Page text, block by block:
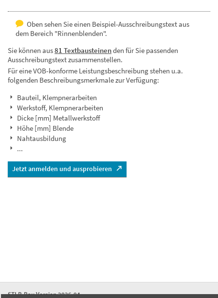
Oben sehen Sie einen Beispiel-Ausschreibungstext aus
dem Bereich "Rinnenblenden".
Sie können aus81 Textbausteinenden für Sie passenden
Ausschreibungstext zusammenstellen.
Für eine VOB-konforme Leistungsbeschreibung stehen u.a.
folgenden Beschreibungsmerkmale zur Verfügung:
Bauteil, Klempnerarbeiten
Werkstoff, Klempnerarbeiten
Dicke [mm] Metallwerkstoff
Höhe [mm] Blende
Nahtausbildung
...
Jetzt anmelden und ausprobieren
STLB-Bau Version 2026-04